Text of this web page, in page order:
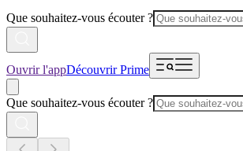
Que souhaitez-vous écouter ?
Ouvrir l'appDécouvrir Prime
Que souhaitez-vous écouter ?